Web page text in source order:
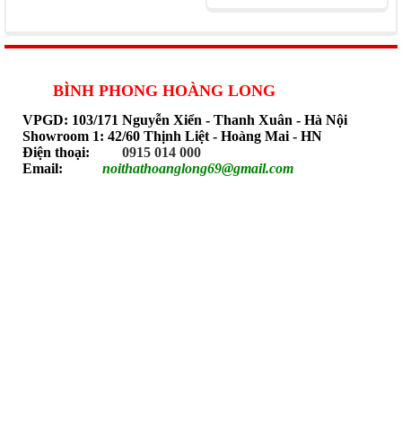
BÌNH PHONG HOÀNG LONG
VPGD: 103/171 Nguyễn Xiển - Thanh Xuân - Hà Nội
Showroom 1: 42/60 Thịnh Liệt - Hoàng Mai - HN
Điện thoại:
0915 014 000
Email: noithathoanglong69@gmail.com